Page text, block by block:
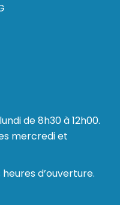
de 8h30 à 12h00.
mercredi et
d’ouverture.